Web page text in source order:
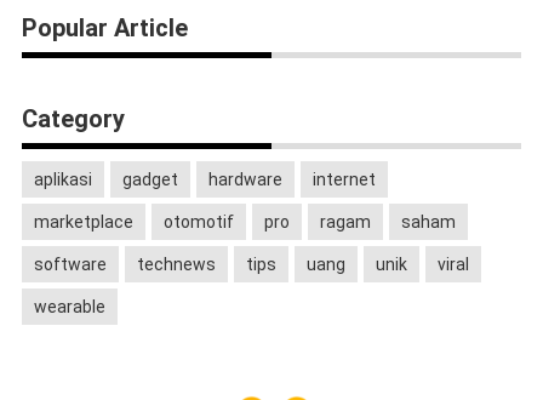
Popular Article
Category
aplikasi gadget hardware internet
marketplace otomotif pro ragam saham
software technews tips uang unik viral
wearable